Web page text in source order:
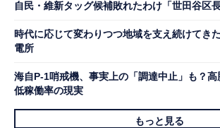
自民・維新タッグ候補敗れたわけ「世田谷区長
時代に応じて変わりつつ地域を支え続けてき
電所
海自P-1哨戒機、事実上の「調達中止」も？高
低稼働率の現実
もっと見る